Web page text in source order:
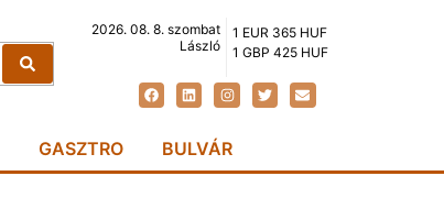
2026. 08. 8. szombat
László
1 EUR 365 HUF
1 GBP 425 HUF
GASZTRO BULVÁR